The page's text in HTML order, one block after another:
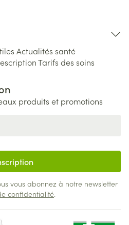
Actualités santé
Tarifs des soins
produits et promotions
vous abonnez à notre newsletter
confidentialité.